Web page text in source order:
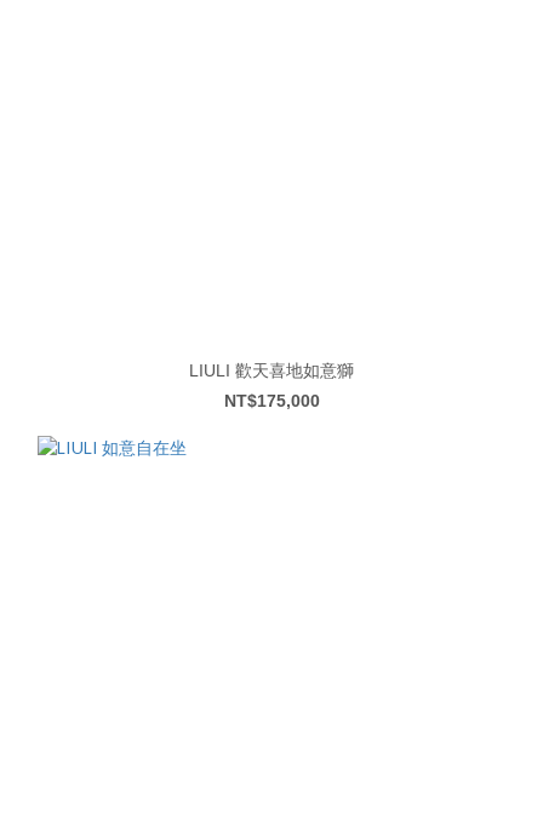
LIULI 歡天喜地如意獅
NT$175,000